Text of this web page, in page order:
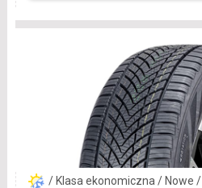
/ Klasa ekonomiczna / Nowe /